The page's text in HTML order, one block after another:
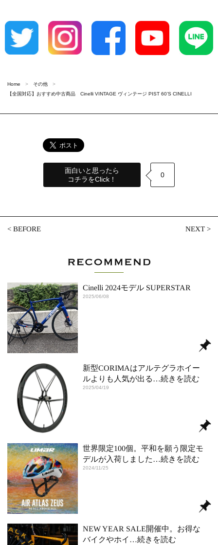
Home
その他
【全国対応】おすすめ中古商品 Cinelli VINTAGE ヴィンテージ PIST 60’S CINELLI
面白いと思ったら
コチラをClick！
0
<BEFORE NEXT>
Cinelli 2024モデル SUPERSTAR
2025/06/08
新型CORIMAはアルテグラホイー
ルよりも人気が出る …続きを読む
2025/04/19
世界限定100個。平和を願う限定モ
デルが入荷しました …続きを読む
2024/11/25
NEW YEAR SALE開催中。お得な
バイクやホイ …続きを読む